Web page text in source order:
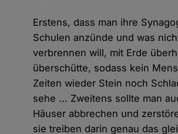
Erstens, dass man ihre
Schulen anzünde und was
verbrennen will, mit Erde
überschütte, sodass kein
Zeiten wieder Stein noch
sehe ... Zweitens sollte man
Häuser abbrechen und
sie treiben darin genau das